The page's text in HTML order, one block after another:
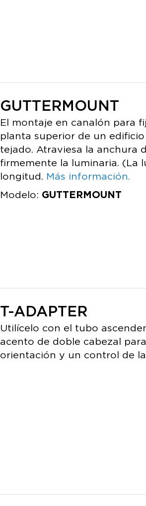
GUTTERMOUNT
El montaje en canalón para
planta superior de un
tejado. Atraviesa la anchura
firmemente la luminaria. (La
longitud. Más información.
Modelo: GUTTERMOUNT
T-ADAPTER
Utilícelo con el tubo
acento de doble cabezal
orientación y un control de